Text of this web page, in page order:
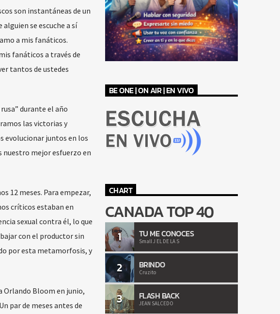
son instantáneas de un
se escuche a sí
a mis fanáticos.
fanáticos a través de
tantos de ustedes
durante el año
las victorias y
evolucionar juntos en los
nuestro mejor esfuerzo en
12 meses. Para empezar,
críticos estaban en
sexual contra él, lo que
con el productor sin
por esta metamorfosis, y
Orlando Bloom en junio,
par de meses antes de
BE ONE | ON AIR | EN VIVO
CHART
CANADA TOP 40
1 TU ME CONOCES
Small J EL DE LA S
2 BRINDO
Cruzito
3 FLASH BACK
JEAN SALCEDO